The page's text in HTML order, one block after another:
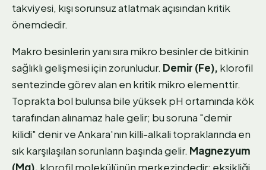
takviyesi, kışı sorunsuz atlatmak açısından kritik
önemdedir.
Makro besinlerin yanı sıra mikro besinler de bitkinin
sağlıklı gelişmesi için zorunludur. Demir (Fe), klorofil
sentezinde görev alan en kritik mikro elementtir.
Toprakta bol bulunsa bile yüksek pH ortamında kök
tarafından alınamaz hale gelir; bu soruna "demir
kilidi" denir ve Ankara'nın killi-alkali topraklarında en
sık karşılaşılan sorunların başında gelir. Magnezyum
(Mg), klorofil molekülünün merkezindedir; eksikliği